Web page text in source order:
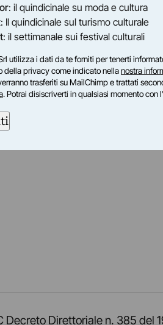
Rss
Direttoriale n. 385 del
: il quindicinale su moda e cultura
: Il quindicinale sul turismo culturale
: il settimanale sui festival culturali
utilizza i dati da te forniti per tenerti
della privacy come indicato nellanostra
trasferiti su MailChimp e trattati
. Potrai disiscriverti in qualsiasi momento